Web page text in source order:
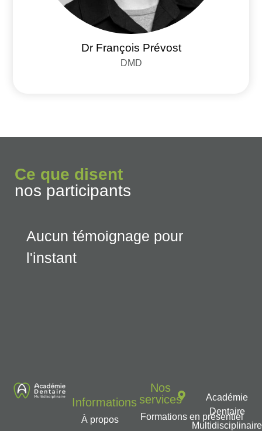
Dr François Prévost
DMD
Ce que disent
nos participants
Aucun témoignage pour
l'instant
Informations
À propos
Nos
services
Formations en présentiel
Académie
Dentaire
Multidisciplinaire